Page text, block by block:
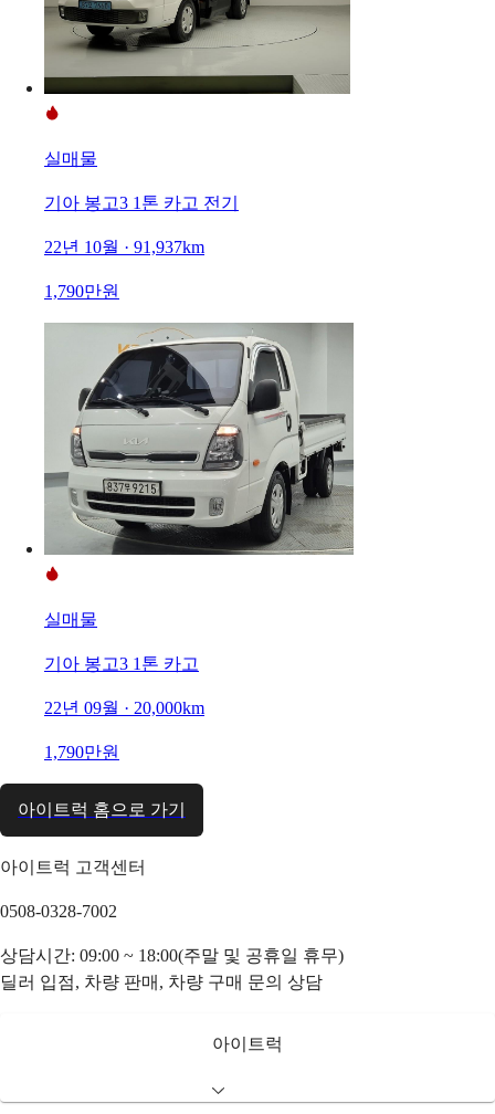
실매물
기아 봉고3 1톤 카고 전기
22년 10월 · 91,937km
1,790만원
실매물
기아 봉고3 1톤 카고
22년 09월 · 20,000km
1,790만원
아이트럭 홈으로 가기
아이트럭 고객센터
0508-0328-7002
상담시간: 09:00 ~ 18:00(주말 및 공휴일 휴무)
딜러 입점, 차량 판매, 차량 구매 문의 상담
아이트럭